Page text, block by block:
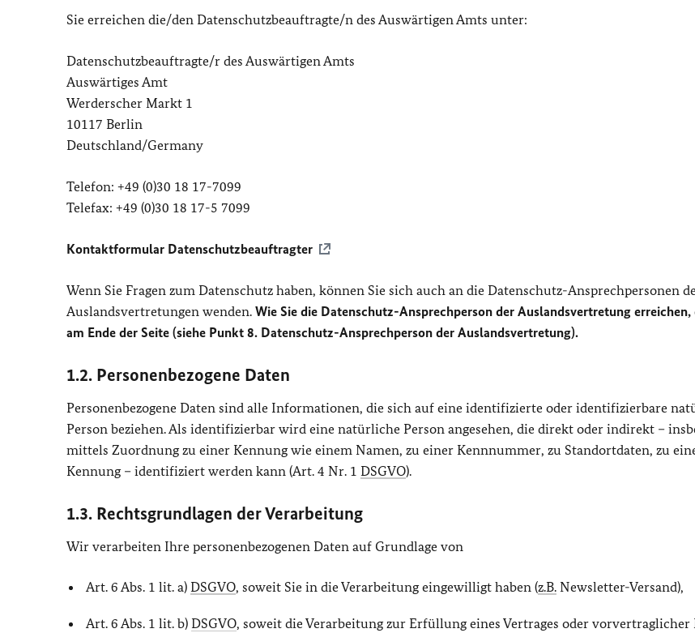
Sie erreichen die/den Datenschutzbeauftragte/n des Auswärtigen Amts unter:
Datenschutzbeauftragte/r des Auswärtigen Amts
Auswärtiges Amt
Werderscher Markt 1
10117 Berlin
Deutschland/Germany
Telefon: +49 (0)30 18 17-7099
Telefax: +49 (0)30 18 17-5 7099
Kontaktformular Datenschutzbeauftragter
Wenn Sie Fragen zum Datenschutz haben, können Sie sich auch an die Datenschutz-Ansprechpersonen
Auslandsvertretungen wenden. Wie Sie die Datenschutz-Ansprechperson der Auslandsvertretung erreichen,
am Ende der Seite (siehe Punkt 8. Datenschutz-Ansprechperson der Auslandsvertretung).
1.2. Personenbezogene Daten
Personenbezogene Daten sind alle Informationen, die sich auf eine identifizierte oder identifizierbare
Person beziehen. Als identifizierbar wird eine natürliche Person angesehen, die direkt oder indirekt –
mittels Zuordnung zu einer Kennung wie einem Namen, zu einer Kennnummer, zu Standortdaten, zu
Kennung – identifiziert werden kann (Art. 4 Nr. 1 DSGVO).
1.3. Rechtsgrundlagen der Verarbeitung
Wir verarbeiten Ihre personenbezogenen Daten auf Grundlage von
Art. 6 Abs. 1 lit. a) DSGVO, soweit Sie in die Verarbeitung eingewilligt haben (z.B. Newsletter-Versand),
Art. 6 Abs. 1 lit. b) DSGVO, soweit die Verarbeitung zur Erfüllung eines Vertrages oder